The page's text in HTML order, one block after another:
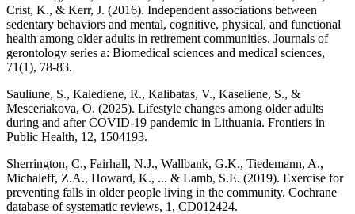
Crist, K., & Kerr, J. (2016). Independent associations between
sedentary behaviors and mental, cognitive, physical, and functional
health among older adults in retirement communities. Journals of
gerontology series a: Biomedical sciences and medical sciences,
71(1), 78-83.
Sauliune, S., Kalediene, R., Kalibatas, V., Kaseliene, S., &
Mesceriakova, O. (2025). Lifestyle changes among older adults
during and after COVID-19 pandemic in Lithuania. Frontiers in
Public Health, 12, 1504193.
Sherrington, C., Fairhall, N.J., Wallbank, G.K., Tiedemann, A.,
Michaleff, Z.A., Howard, K., ... & Lamb, S.E. (2019). Exercise for
preventing falls in older people living in the community. Cochrane
database of systematic reviews, 1, CD012424.